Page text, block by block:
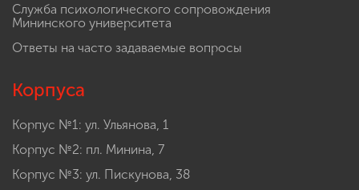
Служба психологического сопровождения
Мининского университета
Ответы на часто задаваемые вопросы
Корпуса
Корпус №1: ул. Ульянова, 1
Корпус №2: пл. Минина, 7
Корпус №3: ул. Пискунова, 38